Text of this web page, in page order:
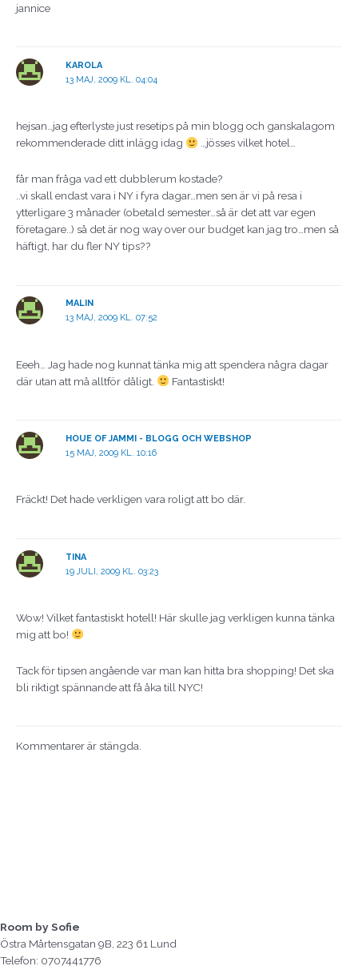
jannice
KAROLA
13 MAJ, 2009 KL. 04:04
hejsan…jag efterlyste just resetips på min blogg och ganskalagom
rekommenderade ditt inlägg idag
…jösses vilket hotel…
får man fråga vad ett dubblerum kostade?
..vi skall endast vara i NY i fyra dagar…men sen är vi på resa i
ytterligare 3 månader (obetald semester…så är det att var egen
företagare..) så det är nog way over our budget kan jag tro…men så
häftigt, har du fler NY tips??
MALIN
13 MAJ, 2009 KL. 07:52
Eeeh… Jag hade nog kunnat tänka mig att spendera några dagar
där utan att må alltför dåligt.
Fantastiskt!
HOUE OF JAMMI - BLOGG OCH WEBSHOP
15 MAJ, 2009 KL. 10:16
Fräckt! Det hade verkligen vara roligt att bo där.
TINA
19 JULI, 2009 KL. 03:23
Wow! Vilket fantastiskt hotell! Här skulle jag verkligen kunna tänka
mig att bo!
Tack för tipsen angående var man kan hitta bra shopping! Det ska
bli riktigt spännande att få åka till NYC!
Kommentarer är stängda.
Room by Sofie
Östra Mårtensgatan 9B, 223 61 Lund
Telefon: 0707441776